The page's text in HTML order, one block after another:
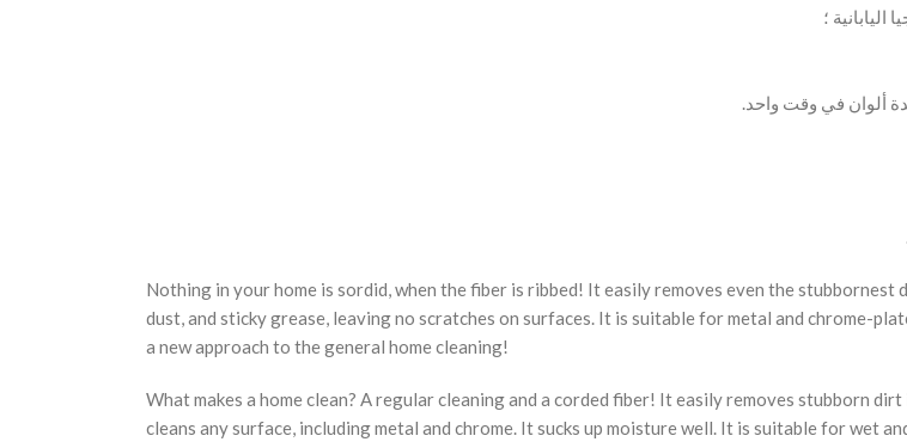
ألوان في وقت واحد.
Nothing in your home is sordid, when the fiber is ribbed! It easily removes even the stubbornest
dust, and sticky grease, leaving no scratches on surfaces. It is suitable for metal and chrome-
a new approach to the general home cleaning!
What makes a home clean? A regular cleaning and a corded fiber! It easily removes stubborn
cleans any surface, including metal and chrome. It sucks up moisture well. It is suitable for wet